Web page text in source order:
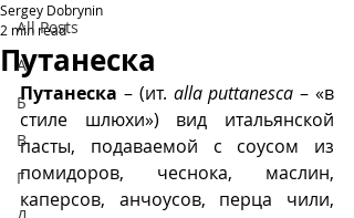
All Posts
А
Б
В
Г
Путанеска
Sergey Dobrynin
2 min read
Путанеска – (ит. alla puttanesca – «в
стиле шлюхи») вид итальянской
пасты, подаваемой с соусом из
помидоров, чеснока, маслин,
каперсов, анчоусов, перца чили,